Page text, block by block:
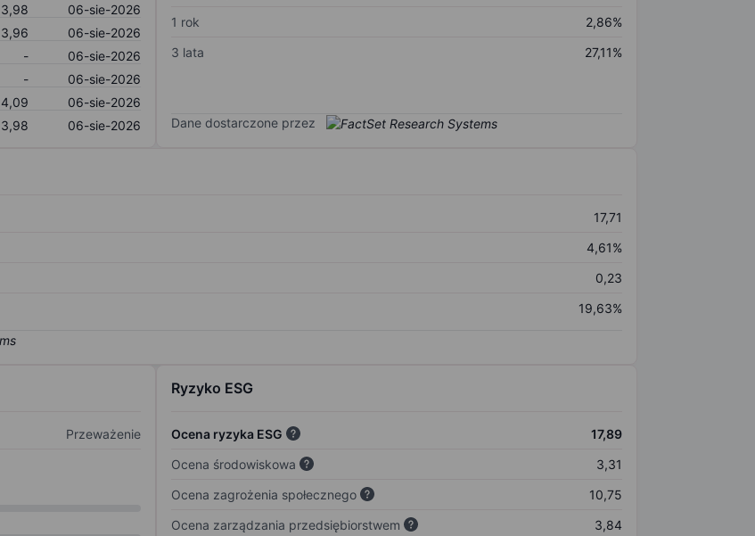
3,98
06-sie-2026
3,96
06-sie-2026
-
06-sie-2026
-
06-sie-2026
4,09
06-sie-2026
3,98 06-sie-2026
1 rok
2,86%
3 lata
27,11%
Dane dostarczone przez
17,71
4,61%
0,23
19,63%
Przeważenie
Ryzyko ESG
Ocena ryzyka ESG
17,89
Ocena środowiskowa
3,31
Ocena zagrożenia społecznego
10,75
Ocena zarządzania przedsiębiorstwem
3,84